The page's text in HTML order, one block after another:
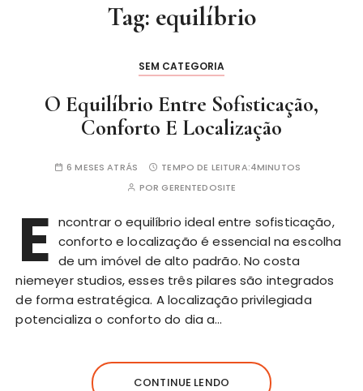
Tag: equilíbrio
SEM CATEGORIA
O Equilíbrio Entre Sofisticação,
Conforto E Localização
6 MESES ATRÁS TEMPO DE LEITURA:4MINUTOS
PORGERENTEDOSITE
E ncontrar o equilíbrio ideal entre sofisticação,
conforto e localização é essencial na escolha
de um imóvel de alto padrão. No costa
niemeyer studios, esses três pilares são integrados
de forma estratégica. A localização privilegiada
potencializa o conforto do dia a…
CONTINUE LENDO